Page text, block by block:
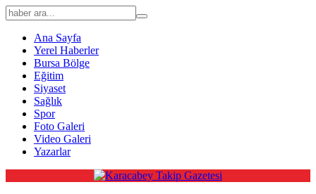
Ana Sayfa
Yerel Haberler
Bursa Bölge
Eğitim
Siyaset
Sağlık
Spor
Foto Galeri
Video Galeri
Yazarlar